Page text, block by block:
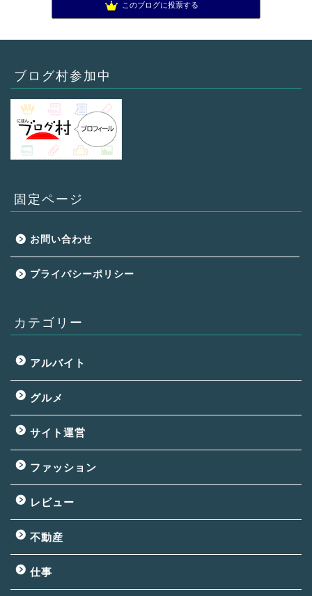
このブログに投票する
ブログ村参加中
固定ページ
お問い合わせ
プライバシーポリシー
カテゴリー
アルバイト
グルメ
サイト運営
ファッション
レビュー
不動産
仕事